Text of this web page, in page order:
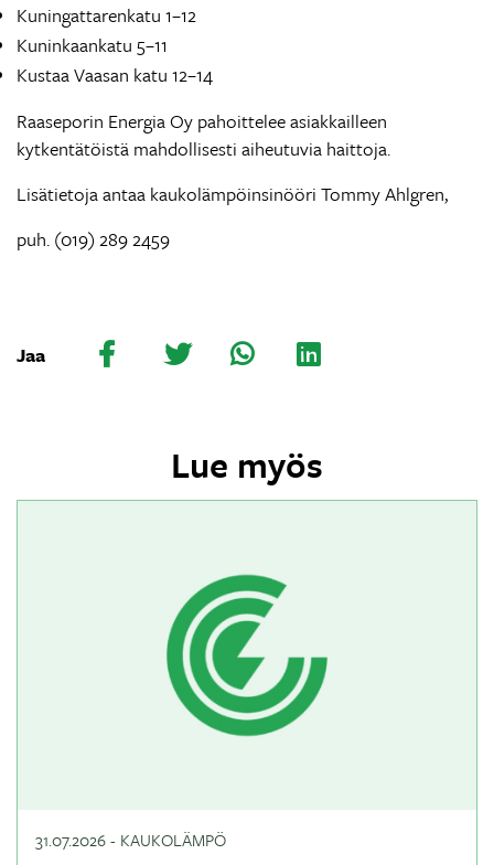
Kuningattarenkatu 1–12
Kuninkaankatu 5–11
Kustaa Vaasan katu 12–14
Raaseporin Energia Oy pahoittelee asiakkailleen
kytkentätöistä mahdollisesti aiheutuvia haittoja.
Lisätietoja antaa kaukolämpöinsinööri Tommy Ahlgren,
puh. (019) 289 2459
Jaa
Lue myös
31.07.2026- KAUKOLÄMPÖ